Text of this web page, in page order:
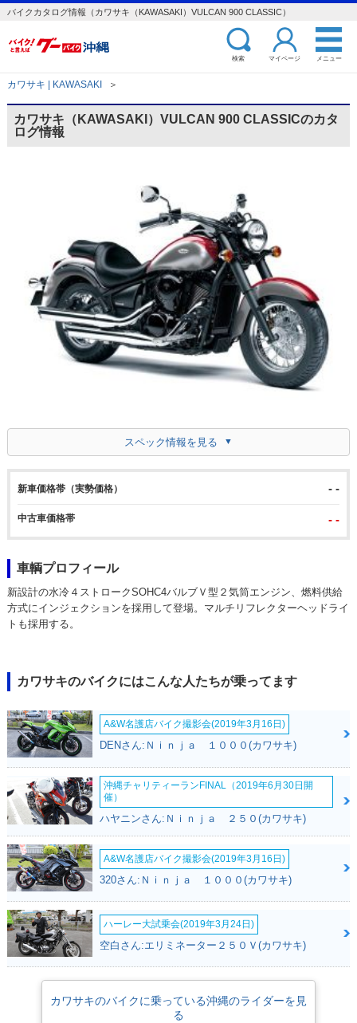
バイクカタログ情報（カワサキ（KAWASAKI）VULCAN 900 CLASSIC）
検索 マイページ メニュー
カワサキ | KAWASAKI ＞
カワサキ（KAWASAKI）VULCAN 900 CLASSICのカタ
ログ情報
スペック情報を見る
新車価格帯（実勢価格） - -
中古車価格帯 - -
車輌プロフィール
新設計の水冷４ストロークSOHC4バルブＶ型２気筒エンジン、燃料供給
方式にインジェクションを採用して登場。マルチリフレクターヘッドライ
トも採用する。
カワサキのバイクにはこんな人たちが乗ってます
A&W名護店バイク撮影会(2019年3月16日)
DENさん:Ｎｉｎｊａ １０００(カワサキ)
沖縄チャリティーランFINAL（2019年6月30日開
催）
ハヤニンさん:Ｎｉｎｊａ ２５０(カワサキ)
A&W名護店バイク撮影会(2019年3月16日)
320さん:Ｎｉｎｊａ １０００(カワサキ)
ハーレー大試乗会(2019年3月24日)
空白さん:エリミネーター２５０Ｖ(カワサキ)
カワサキのバイクに乗っている沖縄のライダーを見
る